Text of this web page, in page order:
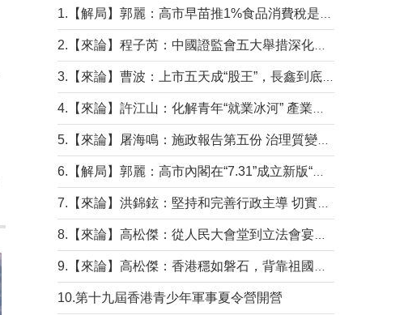
10.第十九屆香港青少年軍事夏令營開營